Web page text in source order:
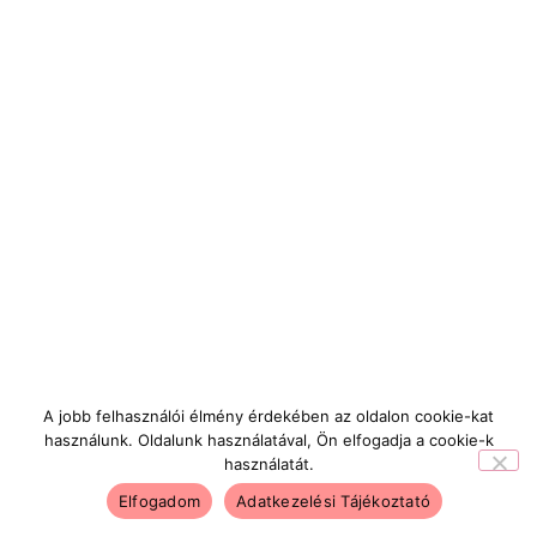
A jobb felhasználói élmény érdekében az oldalon cookie-kat
használunk. Oldalunk használatával, Ön elfogadja a cookie-k
használatát.
Elfogadom
Adatkezelési Tájékoztató